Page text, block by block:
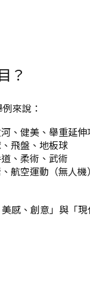
？
例來說：
、健美、舉重延伸
飛盤、地板球
、柔術、武術
航空運動（無人
感、創意」與「